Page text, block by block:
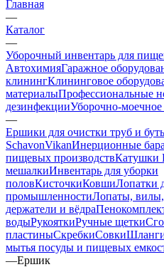
Главная
—
Каталог
—
Уборочный инвентарь для
АвтохимияГаражное
клинингКлининговое
материалыПрофессиональные
дезинфекцииУборочно-моечное
—
Ершики для очистки труб и
SchavonVikanИнерционные
пищевых производствКатушки
мешалкиИнвентарь для уборки
половКисточкиКовшиЛопатки
промышленностиЛопаты, вилы,
держатели и вёдра
водыРукояткиРучные щетки
пластиныСкребкиСовки
мытья посуды и пищевых
—Ершик